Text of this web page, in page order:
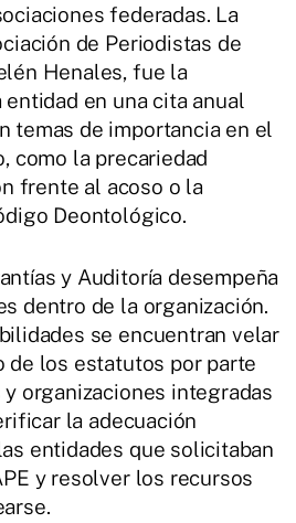
federadas. La
de Periodistas de
Henales, fue la
en una cita anual
temas de importancia en el
como la precariedad
frente al acoso o la
Deontológico.
y Auditoría desempeña
dentro de la organización.
se encuentran velar
de los estatutos por parte
organizaciones integradas
la adecuación
entidades que solicitaban
y resolver los recursos